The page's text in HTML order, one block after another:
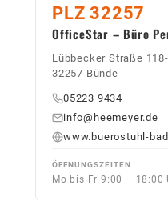
PLZ 32257
OfficeStar – Büro
Lübbecker Straße
32257 Bünde
05223 9434
info@heemeyer.de
www.buerostuhl-
ÖFFNUNGSZEITEN
Mo bis Fr 9:00 – 18:00